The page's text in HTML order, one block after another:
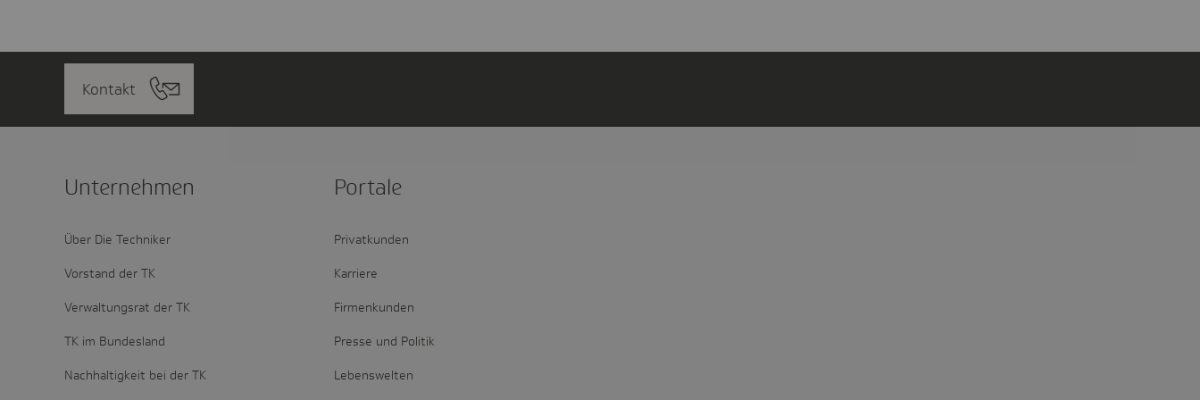
Kontakt
Unter­nehmen
Über Die Techniker
Vorstand der TK
Verwaltungsrat der TK
TK im Bundesland
Nachhaltigkeit bei der TK
Portale
Privatkunden
Karriere
Firmenkunden
Presse und Politik
Lebenswelten